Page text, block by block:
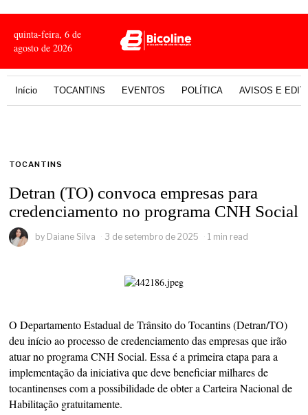
quinta-feira, 6 de
agosto de 2026
Início TOCANTINS EVENTOS POLÍTICA AVISOS E
TOCANTINS
Detran (TO) convoca empresas para
credenciamento no programa CNH Social
by Daiane Silva 3 de setembro de 2025 1 min read
O Departamento Estadual de Trânsito do Tocantins (Detran/TO)
deu início ao processo de credenciamento das empresas que irão
atuar no programa CNH Social. Essa é a primeira etapa para a
implementação da iniciativa que deve beneficiar milhares de
tocantinenses com a possibilidade de obter a Carteira Nacional de
Habilitação gratuitamente.